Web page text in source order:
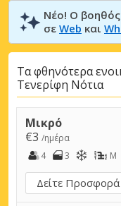
Νέο! Ο βοηθός
σε Web και
Τα φθηνότερα
Τενερίφη Νότια
Μικρό
€3 /ημέρα
4
3 M
Δείτε Προσφορά